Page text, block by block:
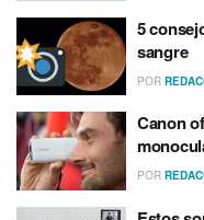
5
sangre
POR
Canon
POR